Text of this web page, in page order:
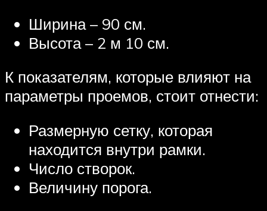
Ширина – 90 см.
Высота – 2 м 10 см.
К показателям, которые влияют на
параметры проемов, стоит отнести:
Размерную сетку, которая
находится внутри рамки.
Число створок.
Величину порога.